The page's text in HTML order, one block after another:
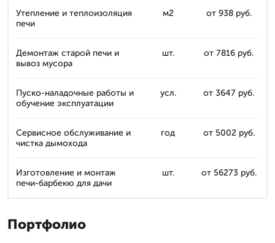
Утепление и теплоизоляция
печи
м2 от 938 руб.
Демонтаж старой печи и
вывоз мусора
шт. от 7816 руб.
Пуско-наладочные работы и
обучение эксплуатации
усл. от 3647 руб.
Сервисное обслуживание и
чистка дымохода
год от 5002 руб.
Изготовление и монтаж
печи-барбекю для дачи
шт. от 56273 руб.
Портфолио